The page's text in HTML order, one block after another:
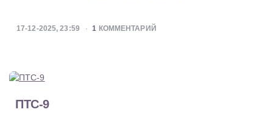
17-12-2025, 23:59 1 КОММЕНТАРИЙ
ПТС-9